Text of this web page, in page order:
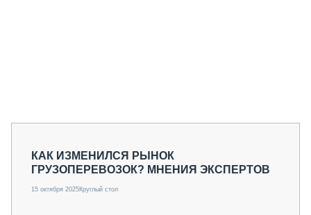
КАК ИЗМЕНИЛСЯ РЫНОК
ГРУЗОПЕРЕВОЗОК? МНЕНИЯ ЭКСПЕРТОВ
15 октября 2025Круглый стол